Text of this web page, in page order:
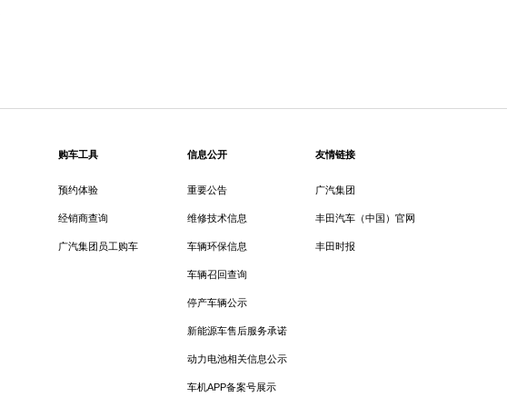
购车工具
预约体验
经销商查询
广汽集团员工购车
信息公开
重要公告
维修技术信息
车辆环保信息
车辆召回查询
停产车辆公示
新能源车售后服务承诺
动力电池相关信息公示
车机APP备案号展示
友情链接
广汽集团
丰田汽车（中国）官网
丰田时报